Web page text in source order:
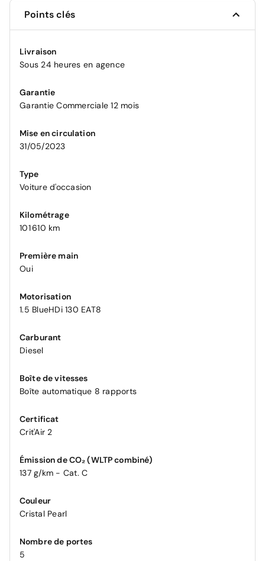
Points clés
Livraison
Sous 24 heures en agence
Garantie
Garantie Commerciale 12 mois
Mise en circulation
31/05/2023
Type
Voiture d'occasion
Kilométrage
101 610 km
Première main
Oui
Motorisation
1.5 BlueHDi 130 EAT8
Carburant
Diesel
Boîte de vitesses
Boîte automatique 8 rapports
Certificat
Crit'Air 2
Émission de CO₂ (WLTP combiné)
137 g/km - Cat. C
Couleur
Cristal Pearl
Nombre de portes
5